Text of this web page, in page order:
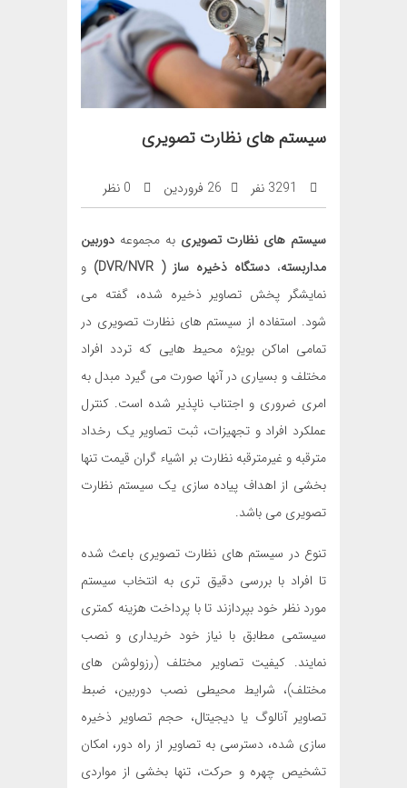
سیستم های نظارت تصویری
3291 نفر 26 فروردین 0 نظر
سیستم های نظارت تصویری به مجموعه دوربین
مداربسته، دستگاه ذخیره ساز ( DVR/NVR)
و
نمایشگر پخش تصاویر ذخیره شده، گفته می
شود. استفاده از سیستم های نظارت تصویری در
تمامی اماکن بویژه محیط هایی که تردد افراد
مختلف و بسیاری در آنها صورت می گیرد مبدل به
امری ضروری و اجتناب ناپذیر شده است. کنترل
عملکرد افراد و تجهیزات، ثبت تصاویر یک رخداد
مترقبه و غیرمترقبه نظارت بر اشیاء گران قیمت تنها
بخشی از اهداف پیاده سازی یک سیستم نظارت
تصویری می باشد.
تنوع در سیستم های نظارت تصویری باعث شده
تا افراد با بررسی دقیق تری به انتخاب سیستم
مورد نظر خود بپردازند تا با پرداخت هزینه کمتری
سیستمی مطابق با نیاز خود خریداری و نصب
نمایند. کیفیت تصاویر مختلف (رزولوشن های
مختلف)، شرایط محیطی نصب دوربین، ضبط
تصاویر آنالوگ یا دیجیتال، حجم تصاویر ذخیره
سازی شده، دسترسی به تصاویر از راه دور، امکان
تشخیص چهره و حرکت، تنها بخشی از مواردی